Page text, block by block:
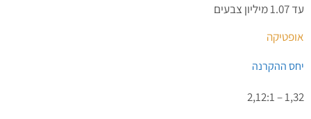
עד 1.07 מיליון צבעים
אופטיקה
יחס ההקרנה
1,32 – 2,12:1